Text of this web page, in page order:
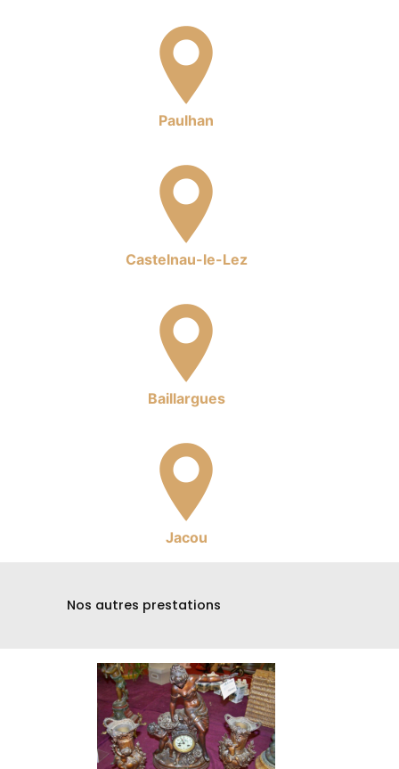
Paulhan
Castelnau-le-Lez
Baillargues
Jacou
Nos autres prestations